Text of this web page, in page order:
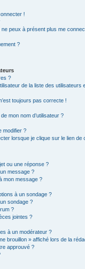
!
peux à présent plus me
?
?
de la liste des utilisateurs
toujours pas correcte !
mon nom d’utilisateur ?
modifier ?
lorsque je clique sur le lien de
ou une réponse ?
message ?
mon message ?
à un sondage ?
sondage ?
?
jointes ?
à un modérateur ?
brouillon » affiché lors de la
approuvé ?